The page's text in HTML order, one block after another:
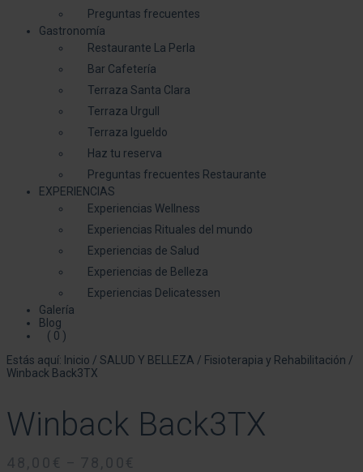
Preguntas frecuentes
Gastronomía
Restaurante La Perla
Bar Cafetería
Terraza Santa Clara
Terraza Urgull
Terraza Igueldo
Haz tu reserva
Preguntas frecuentes Restaurante
EXPERIENCIAS
Experiencias Wellness
Experiencias Rituales del mundo
Experiencias de Salud
Experiencias de Belleza
Experiencias Delicatessen
Galería
Blog
( 0 )
Estás aquí: Inicio / SALUD Y BELLEZA / Fisioterapia y Rehabilitación /
Winback Back3TX
Winback Back3TX
48,00 € – 78,00€